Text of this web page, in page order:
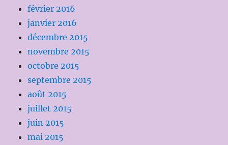
février 2016
janvier 2016
décembre 2015
novembre 2015
octobre 2015
septembre 2015
août 2015
juillet 2015
juin 2015
mai 2015